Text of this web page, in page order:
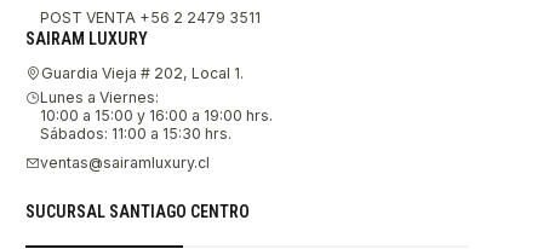
POST VENTA +56 2 2479 3511
SAIRAM LUXURY
Guardia Vieja # 202, Local 1.
Lunes a Viernes:
10:00 a 15:00 y 16:00 a 19:00 hrs.
Sábados: 11:00 a 15:30 hrs.
ventas@sairamluxury.cl
SUCURSAL SANTIAGO CENTRO